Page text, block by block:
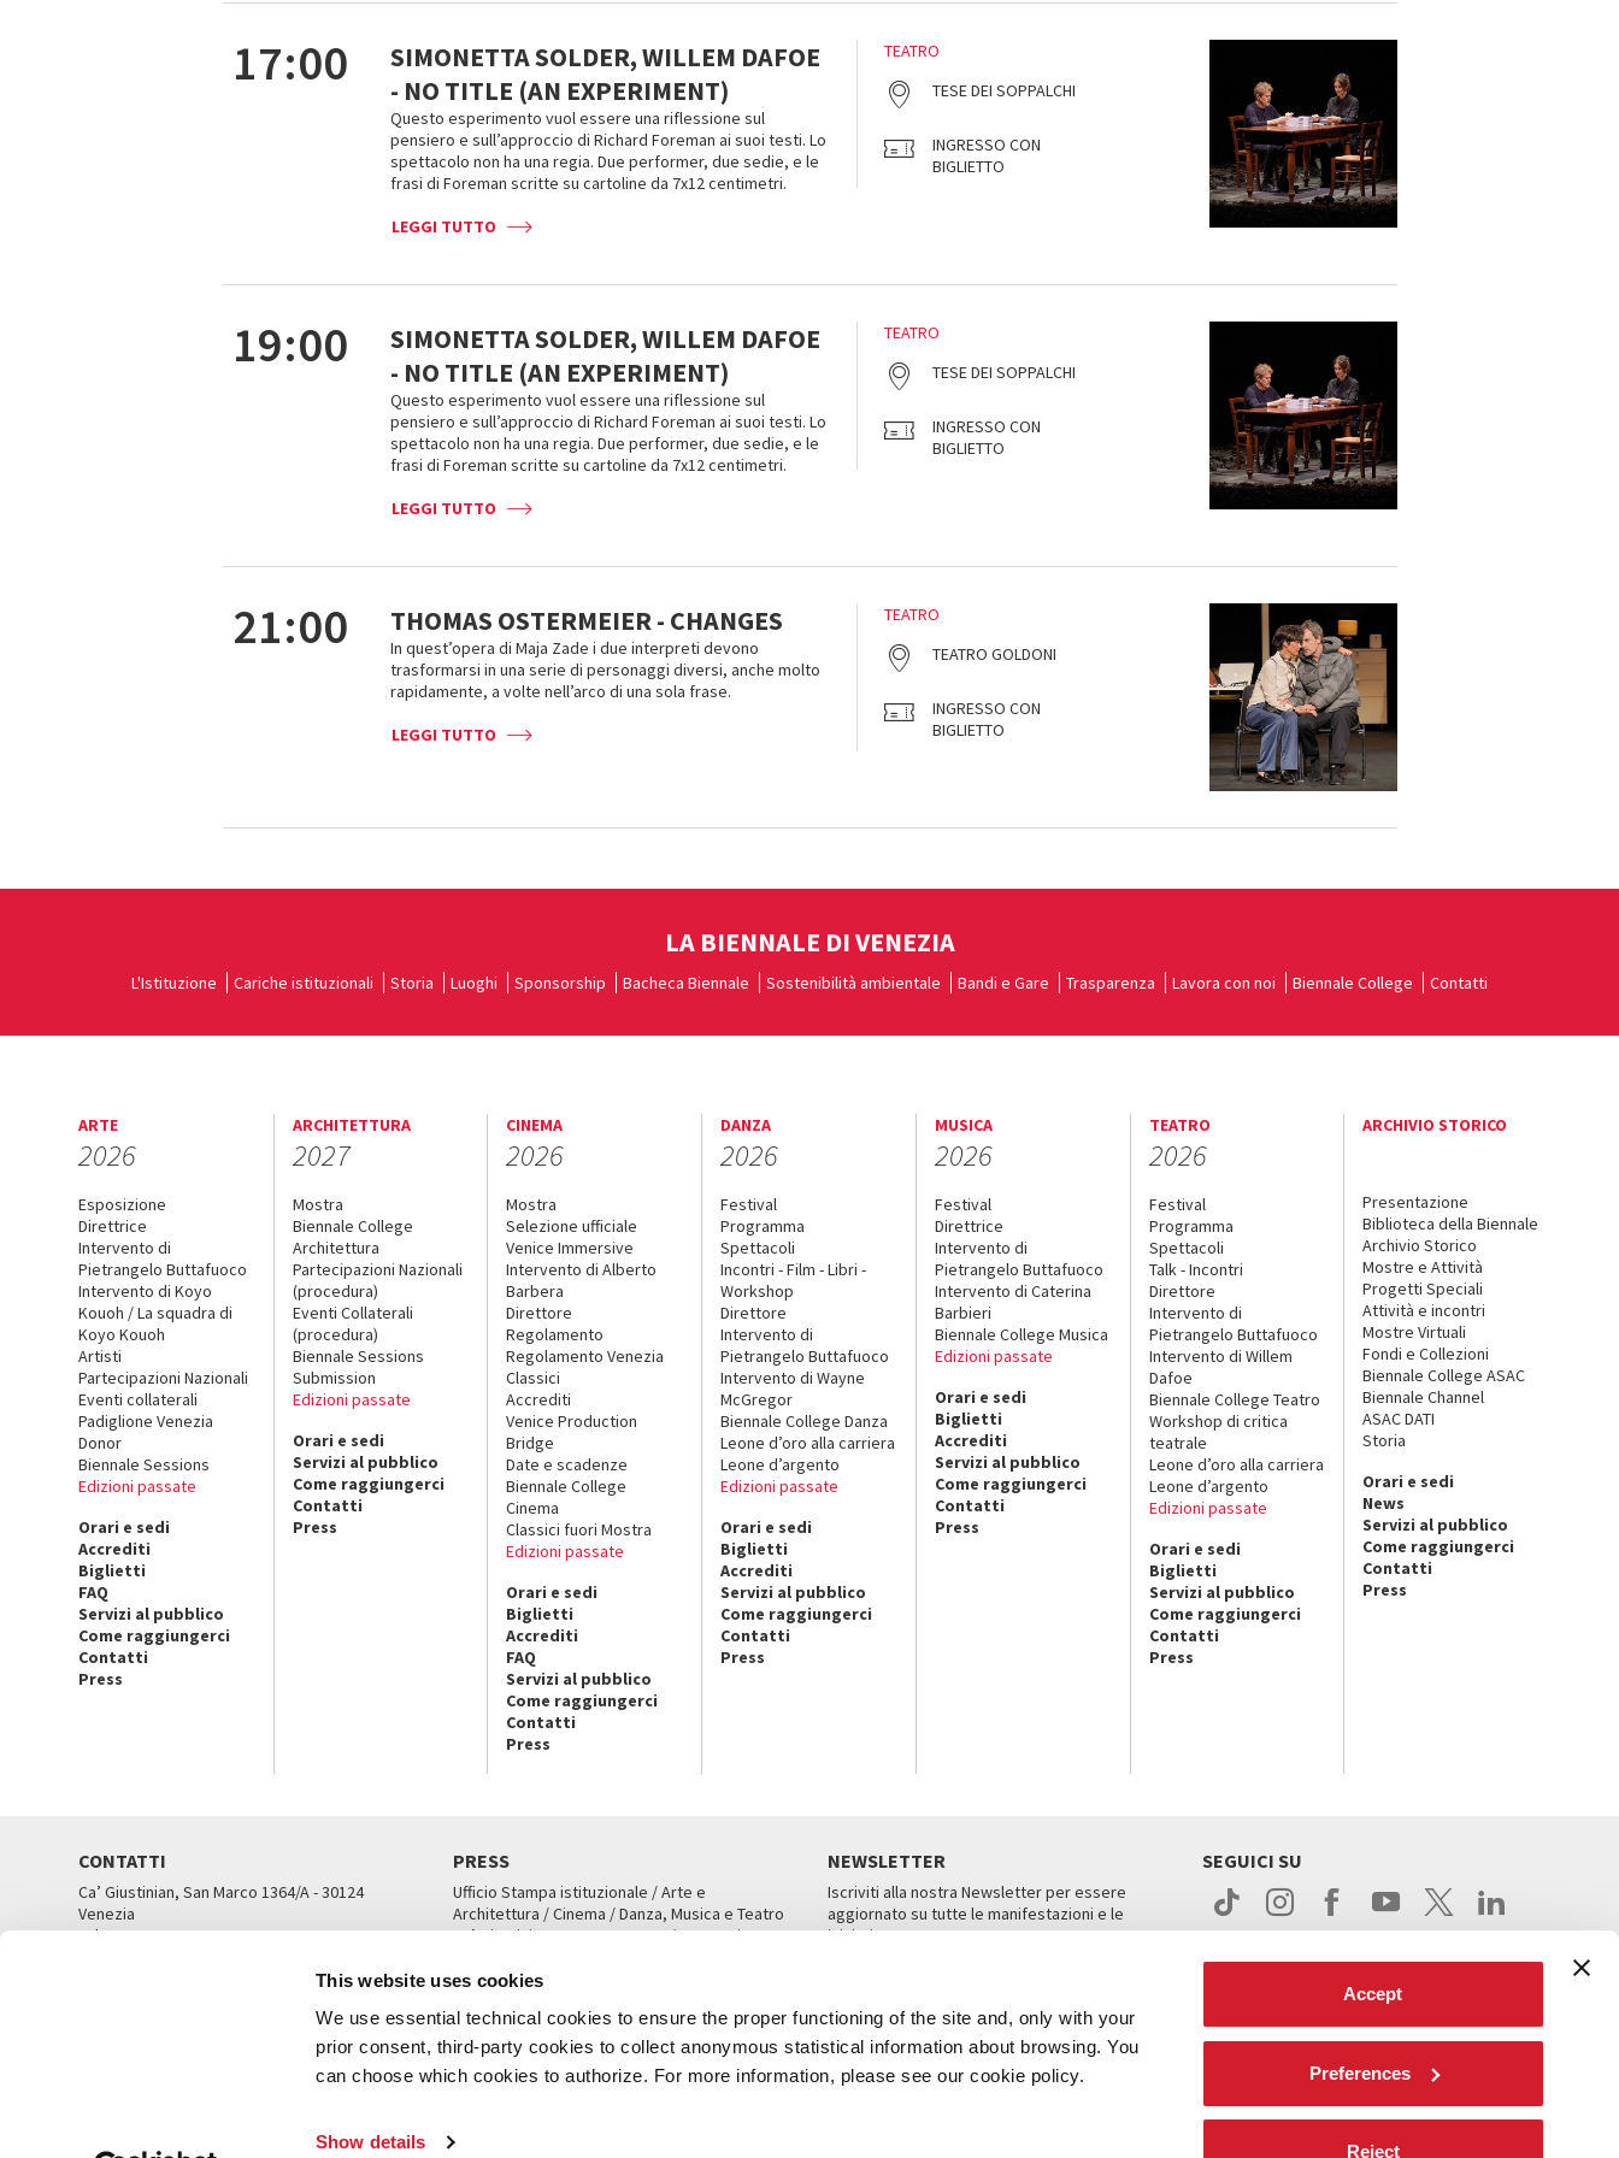
This website uses cookies
We use essential technical cookies to ensure the proper functioning of the site and, only with your
prior consent, third-party cookies to collect anonymous statistical information about browsing. You
can choose which cookies to authorize. For more information, please see our cookie policy.
Show details
Accept
Preferences
Reject
17:00
SIMONETTA SOLDER, WILLEM DAFOE
- NO TITLE (AN EXPERIMENT)
Questo esperimento vuol essere una riflessione sul
pensiero e sull’approccio di Richard Foreman ai suoi testi. Lo
spettacolo non ha una regia. Due performer, due sedie, e le
frasi di Foreman scritte su cartoline da 7x12 centimetri.
LEGGI TUTTO
TEATRO
TESE DEI SOPPALCHI
INGRESSO CON
BIGLIETTO
19:00
SIMONETTA SOLDER, WILLEM DAFOE
- NO TITLE (AN EXPERIMENT)
Questo esperimento vuol essere una riflessione sul
pensiero e sull’approccio di Richard Foreman ai suoi testi. Lo
spettacolo non ha una regia. Due performer, due sedie, e le
frasi di Foreman scritte su cartoline da 7x12 centimetri.
LEGGI TUTTO
TEATRO
TESE DEI SOPPALCHI
INGRESSO CON
BIGLIETTO
21:00 THOMAS OSTERMEIER - CHANGES
In quest’opera di Maja Zade i due interpreti devono
trasformarsi in una serie di personaggi diversi, anche molto
rapidamente, a volte nell’arco di una sola frase.
LEGGI TUTTO
TEATRO
TEATRO GOLDONI
INGRESSO CON
BIGLIETTO
LA BIENNALE DI VENEZIA
L'Istituzione Cariche istituzionali Storia Luoghi Sponsorship Bacheca Biennale Sostenibilità ambientale Bandi e Gare Trasparenza Lavora con noi Biennale College Contatti
ARTE
2026
Esposizione
Direttrice
Intervento di
Pietrangelo Buttafuoco
Intervento di Koyo
Kouoh / La squadra di
Koyo Kouoh
Artisti
Partecipazioni Nazionali
Eventi collaterali
Padiglione Venezia
Donor
Biennale Sessions
Edizioni passate
Orari e sedi
Accrediti
Biglietti
FAQ
Servizi al pubblico
Come raggiungerci
Contatti
Press
ARCHITETTURA
2027
Mostra
Biennale College
Architettura
Partecipazioni Nazionali
(procedura)
Eventi Collaterali
(procedura)
Biennale Sessions
Submission
Edizioni passate
Orari e sedi
Servizi al pubblico
Come raggiungerci
Contatti
Press
CINEMA
2026
Mostra
Selezione ufficiale
Venice Immersive
Intervento di Alberto
Barbera
Direttore
Regolamento
Regolamento Venezia
Classici
Accrediti
Venice Production
Bridge
Date e scadenze
Biennale College
Cinema
Classici fuori Mostra
Edizioni passate
Orari e sedi
Biglietti
Accrediti
FAQ
Servizi al pubblico
Come raggiungerci
Contatti
Press
DANZA
2026
Festival
Programma
Spettacoli
Incontri - Film - Libri -
Workshop
Direttore
Intervento di
Pietrangelo Buttafuoco
Intervento di Wayne
McGregor
Biennale College Danza
Leone d’oro alla carriera
Leone d’argento
Edizioni passate
Orari e sedi
Biglietti
Accrediti
Servizi al pubblico
Come raggiungerci
Contatti
Press
MUSICA
2026
Festival
Direttrice
Intervento di
Pietrangelo Buttafuoco
Intervento di Caterina
Barbieri
Biennale College Musica
Edizioni passate
Orari e sedi
Biglietti
Accrediti
Servizi al pubblico
Come raggiungerci
Contatti
Press
TEATRO
2026
Festival
Programma
Spettacoli
Talk - Incontri
Direttore
Intervento di
Pietrangelo Buttafuoco
Intervento di Willem
Dafoe
Biennale College Teatro
Workshop di critica
teatrale
Leone d’oro alla carriera
Leone d’argento
Edizioni passate
Orari e sedi
Biglietti
Servizi al pubblico
Come raggiungerci
Contatti
Press
ARCHIVIO STORICO
Presentazione
Biblioteca della Biennale
Archivio Storico
Mostre e Attività
Progetti Speciali
Attività e incontri
Mostre Virtuali
Fondi e Collezioni
Biennale College ASAC
Biennale Channel
ASAC DATI
Storia
Orari e sedi
News
Servizi al pubblico
Come raggiungerci
Contatti
Press
CONTATTI
Ca’ Giustinian, San Marco 1364/A - 30124
Venezia
Tel. 041 5218711
PRESS
Ufficio Stampa istituzionale / Arte e
Architettura / Cinema / Danza, Musica e Teatro
Ca’ Giustinian, San Marco 1364/A, Venezia
UFFICI STAMPA
NEWSLETTER
Iscriviti alla nostra Newsletter per essere
aggiornato su tutte le manifestazioni e le
iniziative.
SEGUICI SU